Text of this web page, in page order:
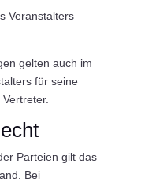
Veranstalters
gelten auch im
für seine
Parteien gilt das
Bei